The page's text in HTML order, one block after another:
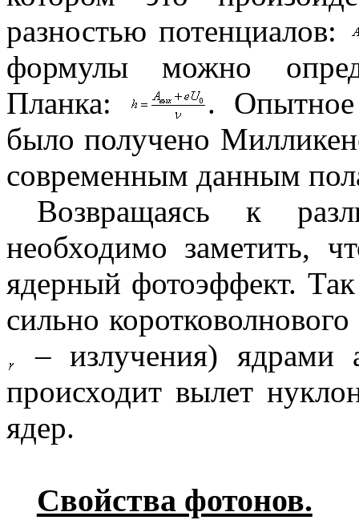
разностью потенциалов:
формулы можно
Планка:
. Опытное
было получено
современным данным
Возвращаясь к
необходимо заметить,
ядерный фотоэффект.
сильно
– излучения) ядрами
происходит вылет
ядер.
Свойства фотонов.